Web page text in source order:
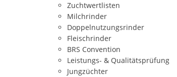
Zuchtwertlisten
Milchrinder
Doppelnutzungsrinder
Fleischrinder
BRS Convention
Leistungs- & Qualitätsprüfung
Jungzüchter